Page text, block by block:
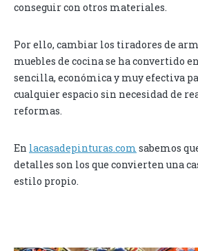
conseguir con otros materiales.
Por ello, cambiar los tiradores de
muebles de cocina se ha convertido
sencilla, económica y muy efectiva
cualquier espacio sin necesidad de
reformas.
En lacasadepinturas.com sabemos
detalles son los que convierten una
estilo propio.